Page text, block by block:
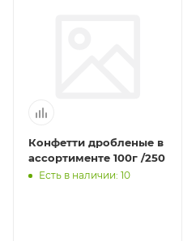
Конфетти дробленые в
ассортименте 100г /250
Есть в наличии: 10